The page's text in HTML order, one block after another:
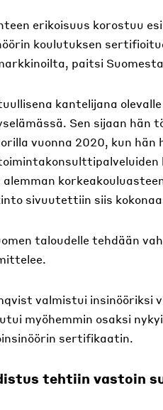
erikoisuus korostuu
koulutuksen
paitsi
kantelijana olevalle
Sen sijaan hän
vuonna 2020, kun hän
alemman
sivuutettiin siis
taloudelle tehdään
valmistui insinööriksi
myöhemmin osaksi
sertifikaatin.
tehtiin vastoin